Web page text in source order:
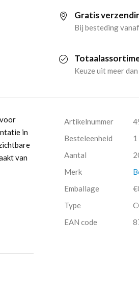
Rood
Gratis
Bij besteding
Keuze uit meer
in
van
Artikelnummer
Besteleenheid
1
Aantal
Merk
Emballage
Type
EAN code